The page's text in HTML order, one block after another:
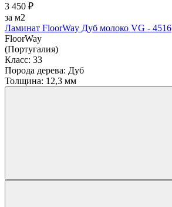
3 450 ₽
за м2
Ламинат FloorWay Дуб молоко VG - 4516
FloorWay
(Португалия)
Класс: 33
Порода дерева: Дуб
Толщина: 12,3 мм